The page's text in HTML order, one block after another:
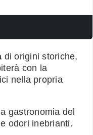
di origini storiche,
con la
nella propria
gastronomia del
odori inebrianti.